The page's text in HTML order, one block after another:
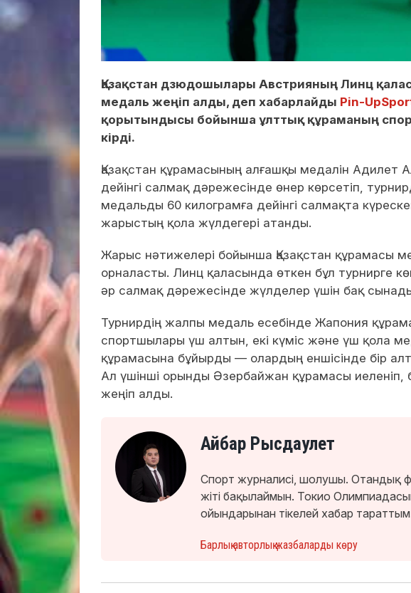
Қазақстан дзюдошылары Австрияның Линц
медаль жеңіп алды, деп хабарлайды Pin-
қорытындысы бойынша ұлттық құраманың
кірді.
Қазақстан құрамасының алғашқы медалін Адилет
дейінгі салмақ дәрежесінде өнер көрсетіп,
медальды 60 килограмға дейінгі салмақта
жарыстың қола жүлдегері атанды.
Жарыс нәтижелері бойынша Қазақстан құрамасы
орналасты. Линц қаласында өткен бұл турнирге
әр салмақ дәрежесінде жүлделер үшін бақ
Турнирдің жалпы медаль есебінде Жапония
спортшылары үш алтын, екі күміс және үш қола
құрамасына бұйырды — олардың еншісінде бір
Ал үшінші орынды Әзербайжан құрамасы иеленіп,
жеңіп алды.
Айбар Рысдаулет
Спорт журналисі, шолушы. Отандық
жіті бақылаймын. Токио
ойындарынан тікелей хабар
Барлық авторлық жазбаларды көру